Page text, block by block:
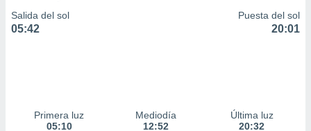
Salida del sol
05:42
Puesta del sol
20:01
Primera luz
05:10
Mediodía
12:52
Última luz
20:32